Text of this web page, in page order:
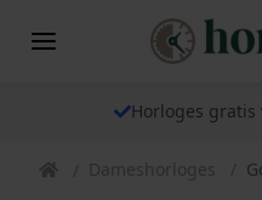
Horloges gratis
Dameshorloges